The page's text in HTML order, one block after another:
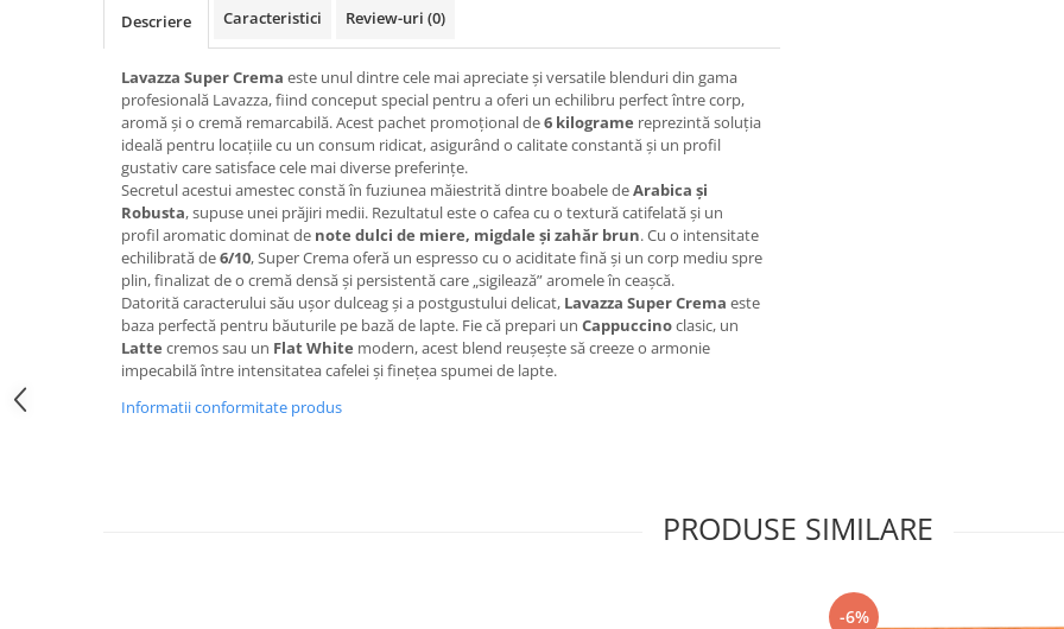
Ciocolata calda
Lapte instant
Pliculete Zahar si Miere
Stabilizatoare tensiune
Piese schimb espressoare
Accesorii si intretinere
Filtre
Descriere Caracteristici Review-uri (0)
Lavazza Super Crema este unul dintre cele mai apreciate și versatile blenduri din gama
profesională Lavazza, fiind conceput special pentru a oferi un echilibru perfect între corp,
aromă și o cremă remarcabilă. Acest pachet promoțional de6 kilograme reprezintă soluția
ideală pentru locațiile cu un consum ridicat, asigurând o calitate constantă și un profil
gustativ care satisface cele mai diverse preferințe.
Secretul acestui amestec constă în fuziunea măiestrită dintre boabele deArabica și
Robusta, supuse unei prăjiri medii. Rezultatul este o cafea cu o textură catifelată și un
profil aromatic dominat de note dulci de miere, migdale și zahăr brun. Cu o intensitate
echilibrată de6/10, Super Crema oferă un espresso cu o aciditate fină și un corp mediu spre
plin, finalizat de o cremă densă și persistentă care „sigilează” aromele în ceașcă.
Datorită caracterului său ușor dulceag și a postgustului delicat, Lavazza Super Crema este
baza perfectă pentru băuturile pe bază de lapte. Fie că prepari un Cappuccinoclasic, un
Latte cremos sau un Flat White modern, acest blend reușește să creeze o armonie
impecabilă între intensitatea cafelei și finețea spumei de lapte.
Informatii conformitate produs
PRODUSE SIMILARE
-6%